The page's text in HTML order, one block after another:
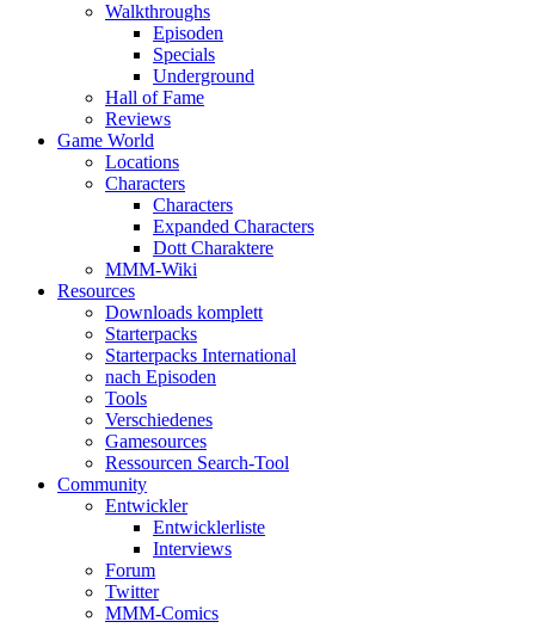
Walkthroughs
Episoden
Specials
Underground
Hall of Fame
Reviews
Game World
Locations
Characters
Characters
Expanded Characters
Dott Charaktere
MMM-Wiki
Resources
Downloads komplett
Starterpacks
Starterpacks International
nach Episoden
Tools
Verschiedenes
Gamesources
Ressourcen Search-Tool
Community
Entwickler
Entwicklerliste
Interviews
Forum
Twitter
MMM-Comics